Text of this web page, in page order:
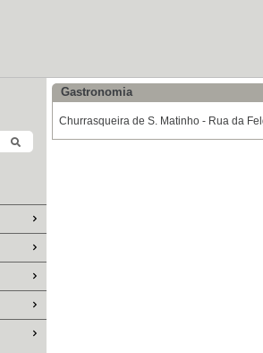
Gastronomia
Churrasqueira de S. Matinho - Rua da